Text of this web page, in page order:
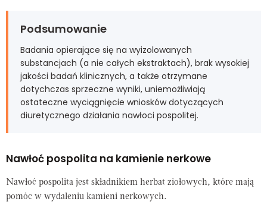
Podsumowanie
Badania opierające się na wyizolowanych
substancjach (a nie całych ekstraktach), brak wysokiej
jakości badań klinicznych, a także otrzymane
dotychczas sprzeczne wyniki, uniemożliwiają
ostateczne wyciągnięcie wniosków dotyczących
diuretycznego działania nawłoci pospolitej.
Nawłoć pospolita na kamienie nerkowe
Nawłoć pospolita jest składnikiem herbat ziołowych, które mają
pomóc w wydaleniu kamieni nerkowych.